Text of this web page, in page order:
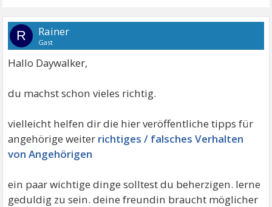
R Rainer
Gast
Hallo Daywalker,
du machst schon vieles richtig.
vielleicht helfen dir die hier veröffentliche tipps für
angehörige weiter richtiges / falsches Verhalten
von Angehörigen
ein paar wichtige dinge solltest du beherzigen. lerne
geduldig zu sein. deine freundin braucht möglicher